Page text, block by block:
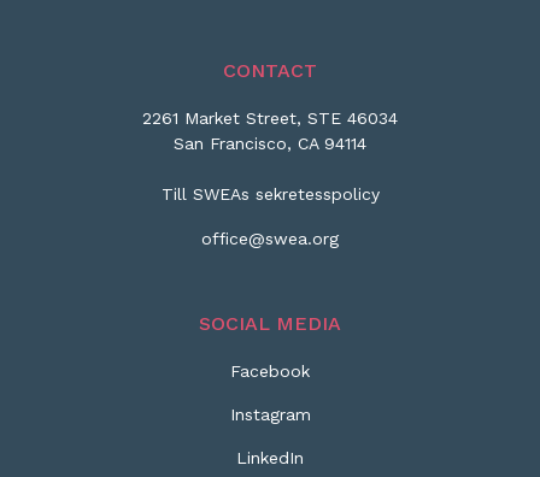
CONTACT
2261 Market Street, STE 46034
San Francisco, CA 94114
Till SWEAs sekretesspolicy
office@swea.org
SOCIAL MEDIA
Facebook
Instagram
LinkedIn